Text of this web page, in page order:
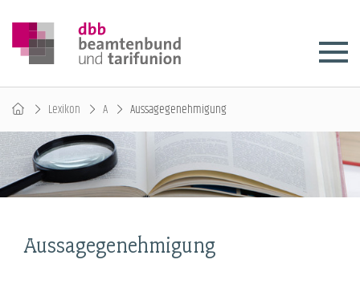
Lexikon A Aussagegenehmigung
Aussagegenehmigung